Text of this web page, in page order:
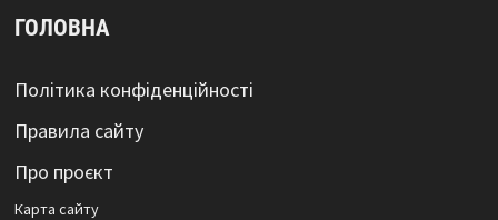
ГОЛОВНА
Політика конфіденційності
Правила сайту
Про проєкт
Карта сайтy